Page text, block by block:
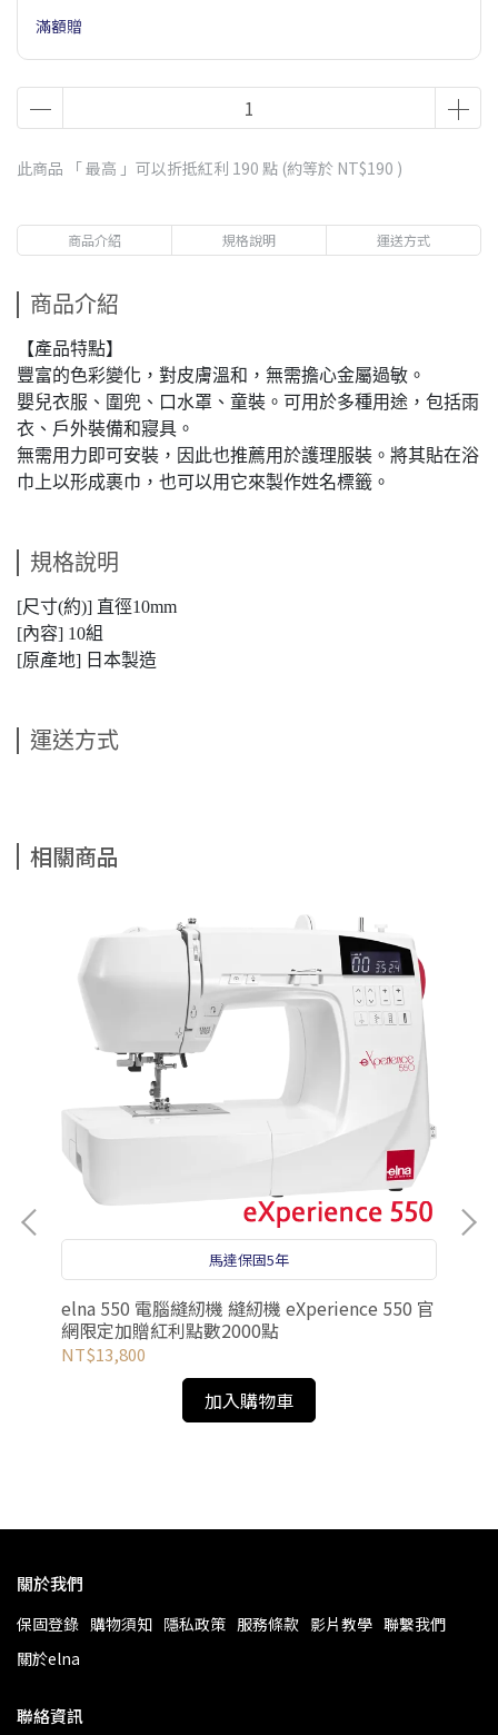
滿額贈
此商品 「 最高 」可以折抵紅利 190 點 (約等於 NT$190 )
商品介紹 規格說明 運送方式
商品介紹
【產品特點】
豐富的色彩變化，對皮膚溫和，無需擔心金屬過敏。
嬰兒衣服、圍兜、口水罩、童裝。可用於多種用途，包括雨
衣、戶外裝備和寢具。
無需用力即可安裝，因此也推薦用於護理服裝。將其貼在浴
巾上以形成裹巾，也可以用它來製作姓名標籤。
規格說明
[尺寸(約)] 直徑10mm
[內容] 10組
[原產地] 日本製造
運送方式
相關商品
馬達保固5年
elna 550 電腦縫紉機 縫紉機 eXperience 550 官
網限定加贈紅利點數2000點
NT$13,800
加入購物車
關於我們
保固登錄 購物須知 隱私政策 服務條款 影片教學 聯繫我們
關於elna
聯絡資訊